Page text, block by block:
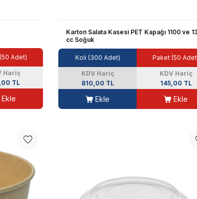
Adet)
Hariç
TL
Ekle
Karton Salata Kasesi PET Kapağı 1100 ve
cc Soğuk
Koli (300 Adet)
KDV Hariç
810,00 TL
Ekle
Paket (50
KDV Hariç
145,00 TL
Ekle